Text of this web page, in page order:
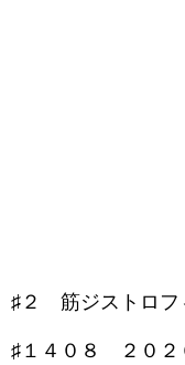
♯２ 筋ジストロフ
♯１４０８ ２０２